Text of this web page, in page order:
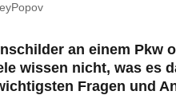
an einem Pkw
wissen nicht, was es
Fragen und